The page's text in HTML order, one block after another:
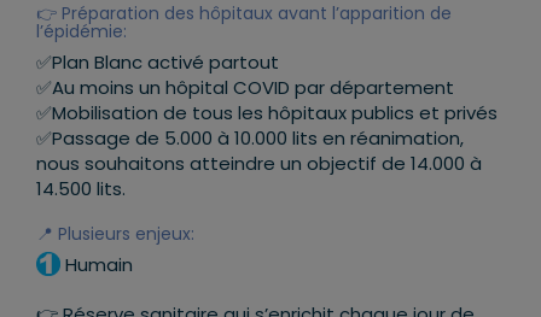
👉 Préparation des hôpitaux avant l’apparition de
l’épidémie:
✅Plan Blanc activé partout
✅Au moins un hôpital COVID par département
✅Mobilisation de tous les hôpitaux publics et privés
✅Passage de 5.000 à 10.000 lits en réanimation,
nous souhaitons atteindre un objectif de 14.000 à
14.500 lits.
📍 Plusieurs enjeux:
Humain